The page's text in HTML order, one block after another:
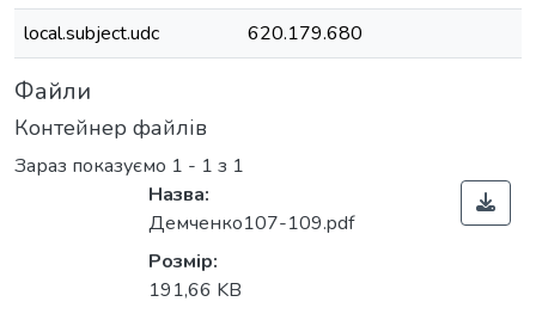
local.subject.udc
620.179.680
Файли
Контейнер файлів
Зараз показуємо 1 - 1 з 1
Назва:
Демченко107-109.pdf
Розмір:
191,66 KB